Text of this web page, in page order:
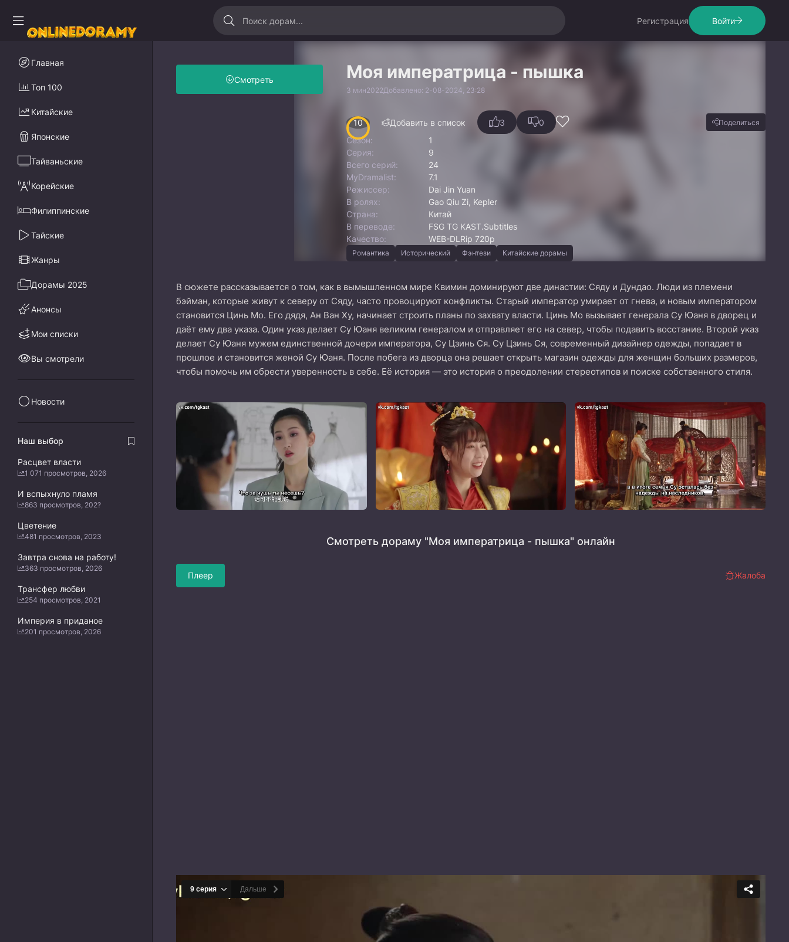
Регистрация Войти
Моя императрица - пышка
3 мин2022Добавлено: 2-08-2024, 23:28
Смотреть
10 Добавить в список 3 0 Поделиться
Сезон:
1
Серия:
9
Всего серий:
24
MyDramalist:
7.1
Режиссер:
Dai Jin Yuan
В ролях:
Gao Qiu Zi, Kepler
Страна:
Китай
В переводе:
FSG TG KAST.Subtitles
Качество:
WEB-DLRip 720p
Романтика Исторический Фэнтези Китайские дорамы
В сюжете рассказывается о том, как в вымышленном мире Квимин доминируют две династии: Сяду и Дундао. Люди из племени
бэйман, которые живут к северу от Сяду, часто провоцируют конфликты. Старый император умирает от гнева, и новым императором
становится Цинь Мо. Его дядя, Ан Ван Ху, начинает строить планы по захвату власти. Цинь Мо вызывает генерала Су Юаня в дворец и
даёт ему два указа. Один указ делает Су Юаня великим генералом и отправляет его на север, чтобы подавить восстание. Второй указ
делает Су Юаня мужем единственной дочери императора, Су Цзинь Ся. Су Цзинь Ся, современный дизайнер одежды, попадает в
прошлое и становится женой Су Юаня. После побега из дворца она решает открыть магазин одежды для женщин больших размеров,
чтобы помочь им обрести уверенность в себе. Её история — это история о преодолении стереотипов и поиске собственного стиля.
Смотреть дораму "Моя императрица - пышка" онлайн
Плеер Жалоба
Главная
Топ 100
Китайские
Японские
Тайваньские
Корейские
Филиппинские
Тайские
Жанры
Дорамы 2025
Анонсы
Мои списки
Вы смотрели
Новости
Наш выбор
Расцвет власти
1 071 просмотров, 2026
И вспыхнуло пламя
863 просмотров, 202?
Цветение
481 просмотров, 2023
Завтра снова на работу!
363 просмотров, 2026
Трансфер любви
254 просмотров, 2021
Империя в приданое
201 просмотров, 2026